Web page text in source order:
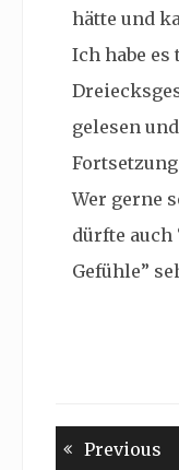
hätte und
Ich habe
gelesen
Wer gerne
dürfte auch
Gefühle”
Previous